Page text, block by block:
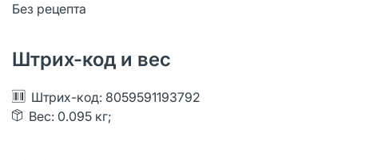
Без рецепта
Штрих-код и вес
Штрих-код: 8059591193792
Вес: 0.095 кг;